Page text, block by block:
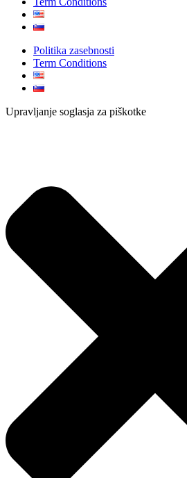
Politika zasebnosti
Term Conditions
Upravljanje soglasja za piškotke